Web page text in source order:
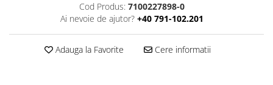
Benzi și covoare anti-alunecare
Cod Produs: 7100227898-0
Ai nevoie de ajutor? +40 791-102.201
Adauga la Favorite Cere informatii